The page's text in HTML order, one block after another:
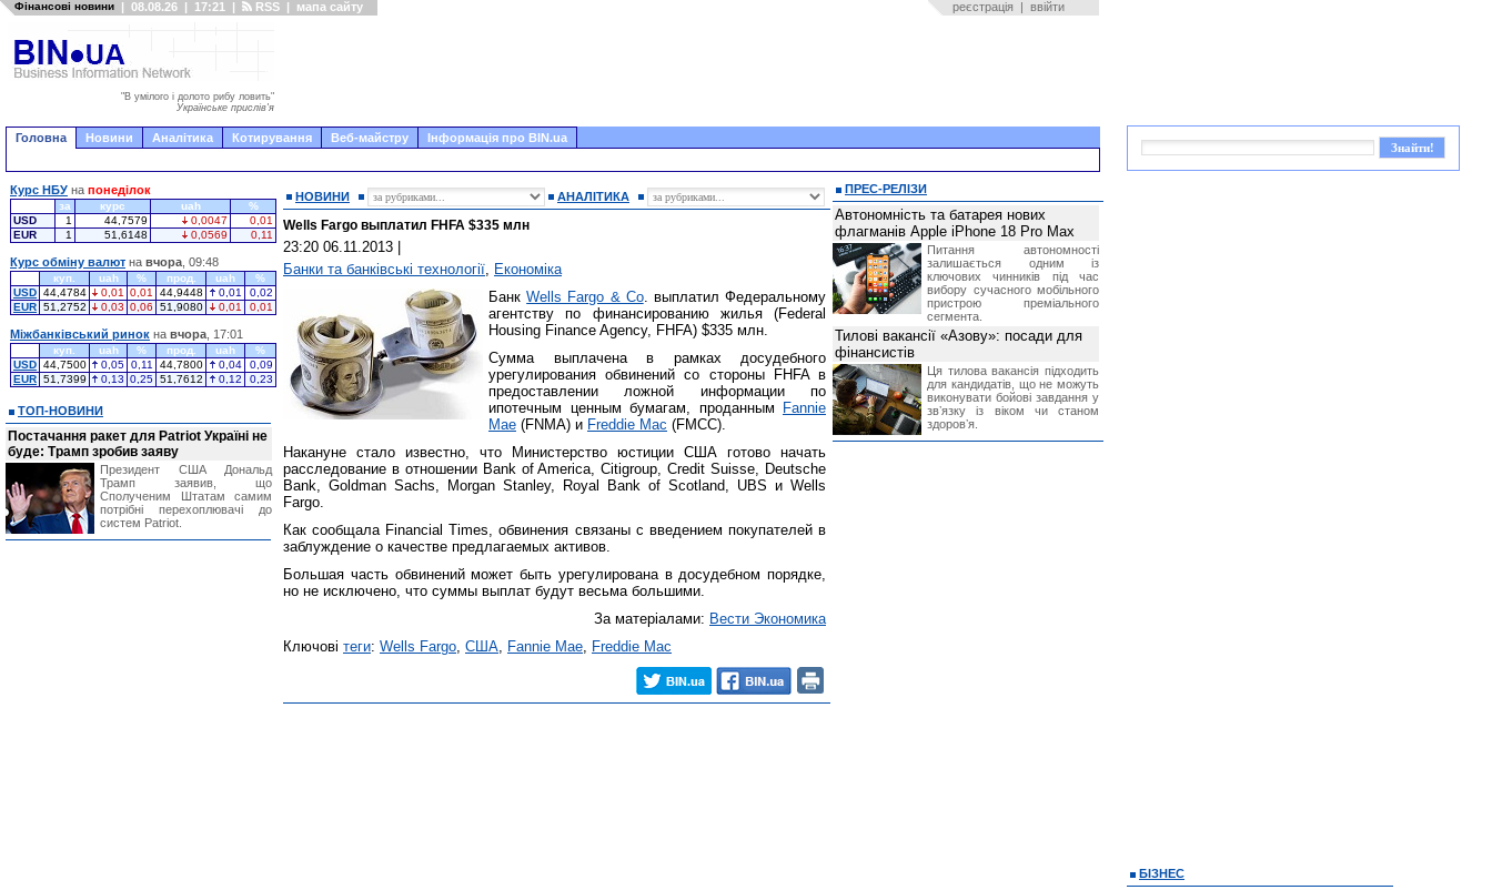
Фінансові новини | 08.08.26 | 17:21 | RSS | мапа сайту реєстрація | ввійти
"В умілого і долото рибу ловить"
Українське прислів'я
Головна Новини Аналітика Котирування Веб-майстру Інформація про BIN.ua
НОВИНИ АНАЛІТИКА
Wells Fargo выплатил FHFA $335 млн
23:20 06.11.2013
Банки та банківські технології, Економіка
БанкWells Fargo & Co. выплатил Федеральному
агентству по финансированию жилья (Federal
Housing Finance Agency, FHFA) $335 млн.
Сумма выплачена в рамках досудебного
урегулирования обвинений со стороны FHFA в
предоставлении ложной информации по
ипотечным ценным бумагам, проданным
Fannie
Mae (FNMA) и Freddie Mac (FMCC).
Накануне стало известно, что Министерство юстиции США готово начать
расследование в отношении Bank of America, Citigroup, Credit Suisse, Deutsche
Bank, Goldman Sachs, Morgan Stanley, Royal Bank of Scotland, UBS и Wells
Fargo.
Как сообщала Financial Times, обвинения связаны с введением покупателей в
заблуждение о качестве предлагаемых активов.
Большая часть обвинений может быть урегулирована в досудебном порядке,
но не исключено, что суммы выплат будут весьма большими.
За матеріалами: Вести Экономика
Ключові теги: Wells Fargo, США, Fannie Mae, Freddie Mac
Курс НБУ на понеділок
за курс uah
%
USD
1 44,7579 0,0047
0,01
EUR
1 51,6148 0,0569 0,11
Курс обміну валют на вчора , 09:48
куп. uah % прод. uah
%
USD 44,4784 0,01 0,01 44,9448 0,01
0,02
EUR 51,2752 0,03 0,06 51,9080 0,01 0,01
Міжбанківський ринок на вчора , 17:01
куп. uah % прод. uah
%
USD 44,7500 0,05 0,11 44,7800 0,04
0,09
EUR 51,7399 0,13 0,25 51,7612 0,12 0,23
ТОП-НОВИНИ
Постачання ракет для Patriot Україні не
буде: Трамп зробив заяву
Президент США Дональд
Трамп заявив, що
Сполученим Штатам самим
потрібні перехоплювачі до
систем Patriot.
ПРЕС-РЕЛІЗИ
Автономність та батарея нових
флагманів Apple iPhone 18 Pro Max
Питання автономності
залишається одним із
ключових чинників під час
вибору сучасного мобільного
пристрою преміального
сегмента.
Тилові вакансії «Азову»: посади для
фінансистів
Ця тилова вакансія підходить
для кандидатів, що не можуть
виконувати бойові завдання у
звʼязку із віком чи станом
здоровʼя.
БІЗНЕС